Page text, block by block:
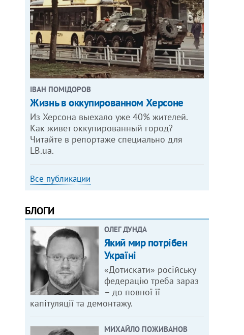
ІВАН ПОМІДОРОВ
Жизнь в оккупированном Херсоне
Из Херсона выехало уже 40% жителей.
Как живет оккупированный город?
Читайте в репортаже специально для
LB.ua.
Все публикации
БЛОГИ
ОЛЕГ ДУНДА
Який мир потрібен
Україні
«Дотискати» російську
федерацію треба зараз
– до повної її
капітуляції та демонтажу.
МИХАЙЛО ПОЖИВАНОВ